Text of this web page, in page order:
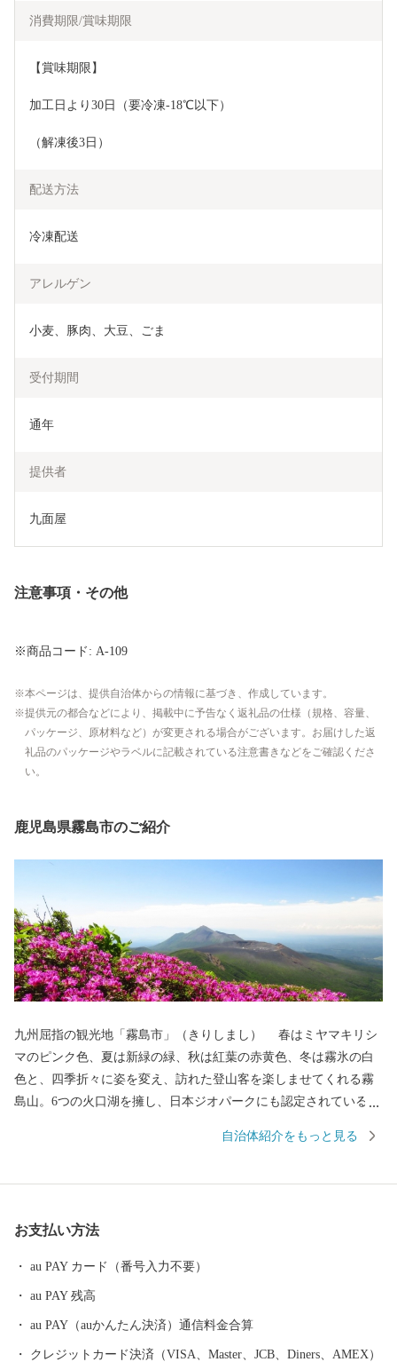
消費期限/賞味期限
【賞味期限】
加工日より30日（要冷凍-18℃以下）
（解凍後3日）
配送方法
冷凍配送
アレルゲン
小麦、豚肉、大豆、ごま
受付期間
通年
提供者
九面屋
注意事項・その他
※商品コード: A-109
本ページは、提供自治体からの情報に基づき、作成しています。
提供元の都合などにより、掲載中に予告なく返礼品の仕様（規格、容量、
パッケージ、原材料など）が変更される場合がございます。お届けした返
礼品のパッケージやラベルに記載されている注意書きなどをご確認くださ
い。
鹿児島県霧島市のご紹介
九州屈指の観光地「霧島市」（きりしまし） 春はミヤマキリシ
マのピンク色、夏は新緑の緑、秋は紅葉の赤黄色、冬は霧氷の白
色と、四季折々に姿を変え、訪れた登山客を楽しませてくれる霧
島山。6つの火口湖を擁し、日本ジオパークにも認定されている大
の豊かな自然が広がり、その中で育つ黒豚・黒牛・黒さつま鶏・
める家族湯やロケーションが最高の露天風呂、昔ながらの湯治温
器を手に高千穂峰に降り立ったとされる「天孫降臨神話」が残
り、そのニニギノミコトを御祭神としている霧島神宮を中心にた
くさんのパワースポットがあり、そのパワーを求めて全国から多
自治体紹介をもっと見る
お支払い方法
au PAY カード（番号入力不要）
au PAY 残高
au PAY（auかんたん決済）通信料金合算
クレジットカード決済（VISA、Master、JCB、Diners、AMEX）